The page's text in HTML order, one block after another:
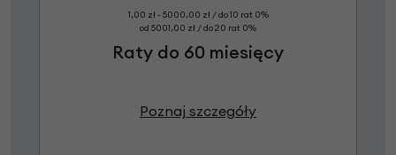
1,00 zł - 5000,00 zł / do 10 rat 0%
od 5001,00 zł / do 20 rat 0%
Raty do 60 miesięcy
Poznaj szczegóły